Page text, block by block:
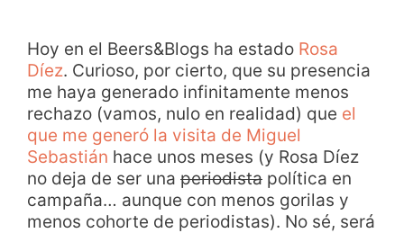
Hoy en el Beers&Blogs ha estado Rosa
Díez. Curioso, por cierto, que su presencia
me haya generado infinitamente menos
rechazo (vamos, nulo en realidad) que el
que me generó la visita de Miguel
Sebastián hace unos meses (y Rosa Díez
no deja de ser una periodista política en
campaña… aunque con menos gorilas y
menos cohorte de periodistas). No sé, será